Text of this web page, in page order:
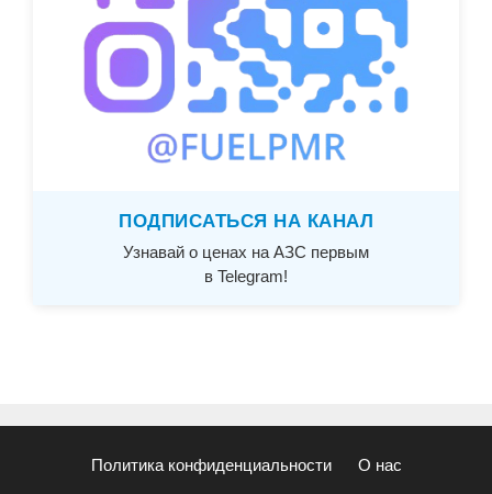
ПОДПИСАТЬСЯ НА КАНАЛ
Узнавай о ценах на АЗС первым
в Telegram!
Политика конфиденциальности О нас